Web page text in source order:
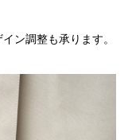
ン調整も承ります。